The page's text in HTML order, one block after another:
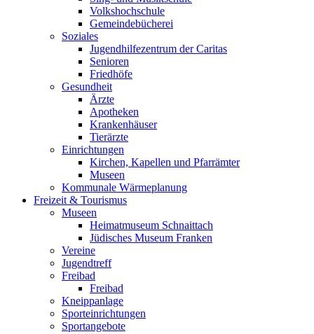
Volkshochschule
Gemeindebücherei
Soziales
Jugendhilfezentrum der Caritas
Senioren
Friedhöfe
Gesundheit
Ärzte
Apotheken
Krankenhäuser
Tierärzte
Einrichtungen
Kirchen, Kapellen und Pfarrämter
Museen
Kommunale Wärmeplanung
Freizeit & Tourismus
Museen
Heimatmuseum Schnaittach
Jüdisches Museum Franken
Vereine
Jugendtreff
Freibad
Freibad
Kneippanlage
Sporteinrichtungen
Sportangebote